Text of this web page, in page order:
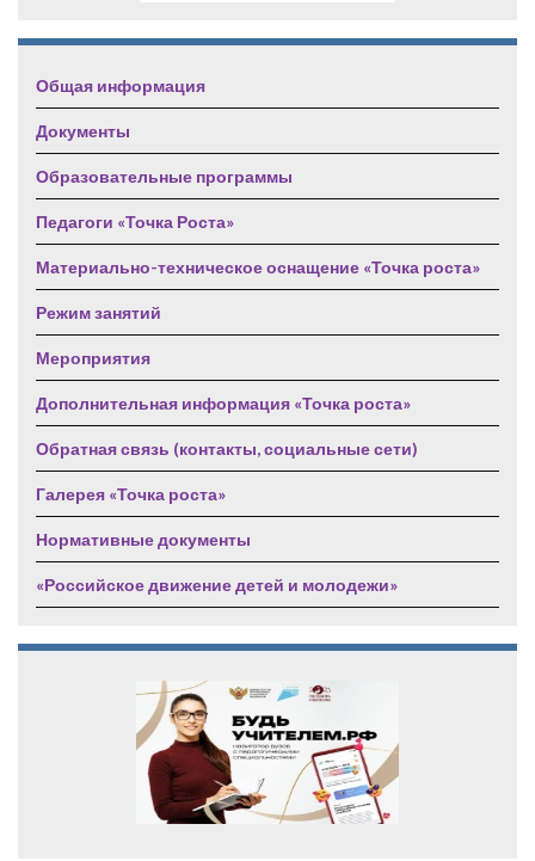
Общая информация
Документы
Образовательные программы
Педагоги «Точка Роста»
Материально-техническое оснащение «Точка роста»
Режим занятий
Мероприятия
Дополнительная информация «Точка роста»
Обратная связь (контакты, социальные сети)
Галерея «Точка роста»
Нормативные документы
«Российское движение детей и молодежи»